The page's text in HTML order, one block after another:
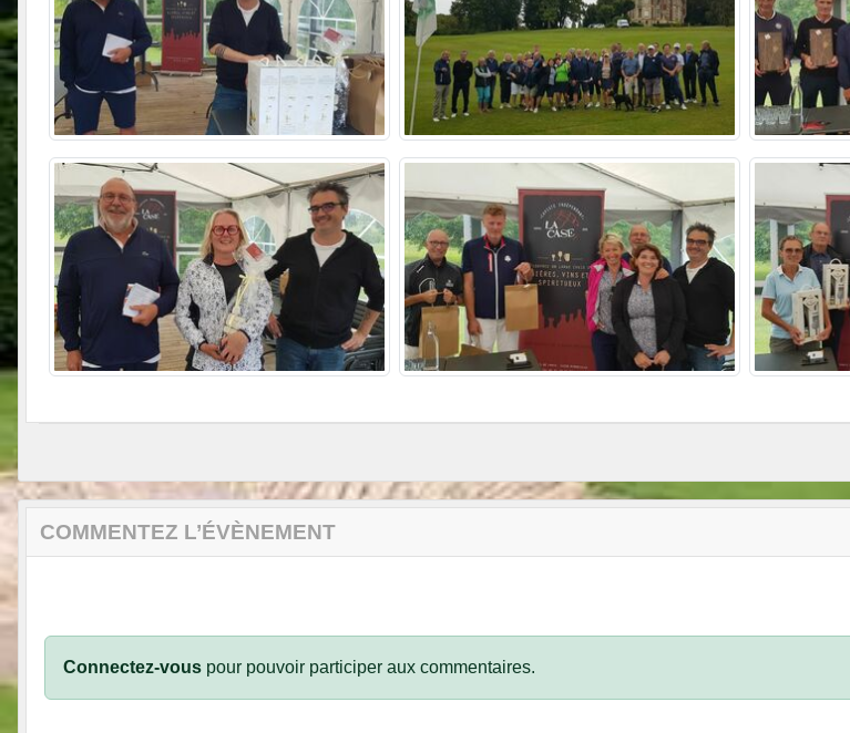
COMMENTEZ L’ÉVÈNEMENT
Connectez-vous pour pouvoir participer aux commentaires.